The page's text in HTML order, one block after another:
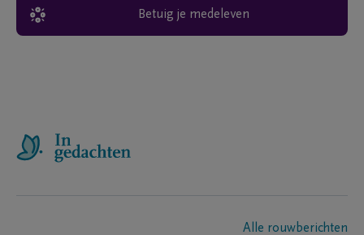
Betuig je medeleven
Alle rouwberichten